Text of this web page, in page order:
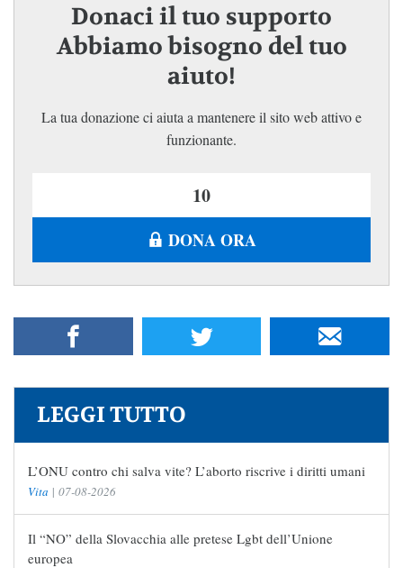
Donaci il tuo supporto
Abbiamo bisogno del tuo
aiuto!
La tua donazione ci aiuta a mantenere il sito web attivo e
funzionante.
DONA ORA
LEGGI TUTTO
L’ONU contro chi salva vite? L’aborto riscrive i diritti umani
Vita | 07-08-2026
Il “NO” della Slovacchia alle pretese Lgbt dell’Unione
europea